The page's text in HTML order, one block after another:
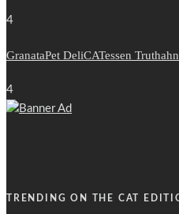
4
GranataPet DeliCATessen
4
TRENDING ON THE CAT